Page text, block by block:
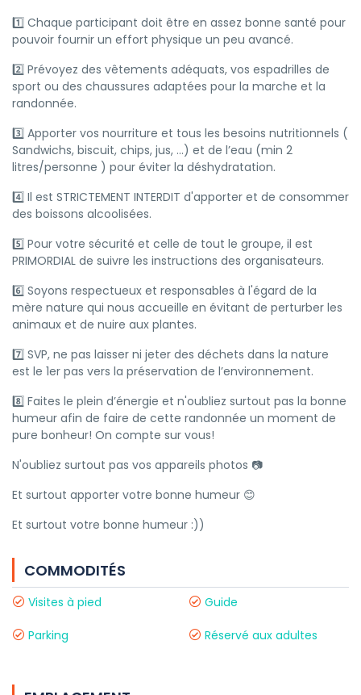
1️⃣ Chaque participant doit être en assez bonne santé pour
pouvoir fournir un effort physique un peu avancé.
2️⃣ Prévoyez des vêtements adéquats, vos espadrilles de
sport ou des chaussures adaptées pour la marche et la
randonnée.
3️⃣ Apporter vos nourriture et tous les besoins nutritionnels (
Sandwichs, biscuit, chips, jus, ...) et de l’eau (min 2
litres/personne ) pour éviter la déshydratation.
4️⃣ Il est STRICTEMENT INTERDIT d'apporter et de consommer
des boissons alcoolisées.
5️⃣ Pour votre sécurité et celle de tout le groupe, il est
PRIMORDIAL de suivre les instructions des organisateurs.
6️⃣ Soyons respectueux et responsables à l'égard de la
mère nature qui nous accueille en évitant de perturber les
animaux et de nuire aux plantes.
7️⃣ SVP, ne pas laisser ni jeter des déchets dans la nature
est le 1er pas vers la préservation de l’environnement.
8️⃣ Faites le plein d’énergie et n'oubliez surtout pas la bonne
humeur afin de faire de cette randonnée un moment de
pure bonheur! On compte sur vous!
N'oubliez surtout pas vos appareils photos 📷
Et surtout apporter votre bonne humeur 😊
Et surtout votre bonne humeur :))
COMMODITÉS
Visites à pied Guide
Parking Réservé aux adultes